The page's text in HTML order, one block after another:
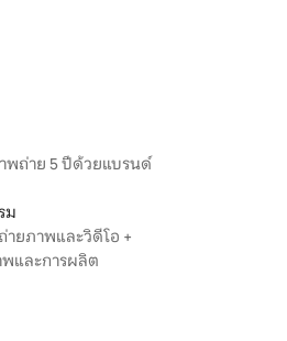
าพถ่าย 5 ปีด้วยแบรนด์
ม
ยภาพและวิดีโอ +
และการผลิต